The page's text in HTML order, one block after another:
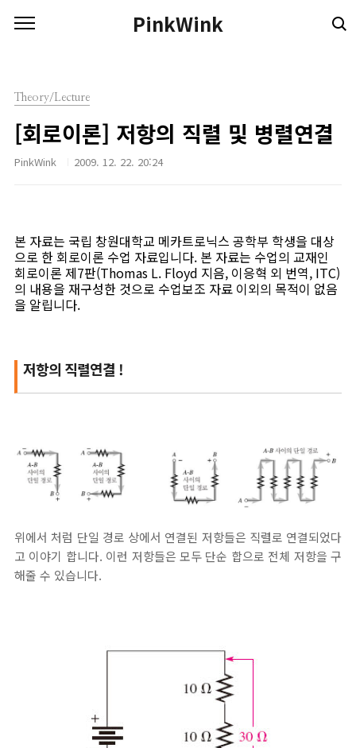
PinkWink
Theory/Lecture
[회로이론] 저항의 직렬 및 병렬연결
PinkWink 2009. 12. 22. 20:24
본 자료는 국립 창원대학교 메카트로닉스 공학부 학생을 대상
으로 한 회로이론 수업 자료입니다. 본 자료는 수업의 교재인
회로이론 제7판(Thomas L. Floyd 지음, 이응혁 외 번역, ITC)
의 내용을 재구성한 것으로 수업보조 자료 이외의 목적이 없음
을 알립니다.
저항의 직렬연결 !
위에서 처럼 단일 경로 상에서 연결된 저항들은 직렬로 연결되었다
고 이야기 합니다. 이런 저항들은 모두 단순 합으로 전체 저항을 구
해줄 수 있습니다.